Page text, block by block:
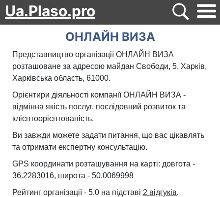
Ua.Plaso.pro
ОНЛАЙН ВИЗА
Представництво організації ОНЛАЙН ВИЗА
розташоване за адресою майдан Свободи, 5, Харків,
Харківська область, 61000.
Орієнтири діяльності компанії ОНЛАЙН ВИЗА -
відмінна якість послуг, послідовний розвиток та
клієнтоорієнтованість.
Ви завжди можете задати питання, що вас цікавлять
та отримати експертну консультацію.
GPS координати розташування на карті: довгота -
36.2283016, широта - 50.0069998
Рейтинг організації - 5.0 на підставі 2 відгуків.